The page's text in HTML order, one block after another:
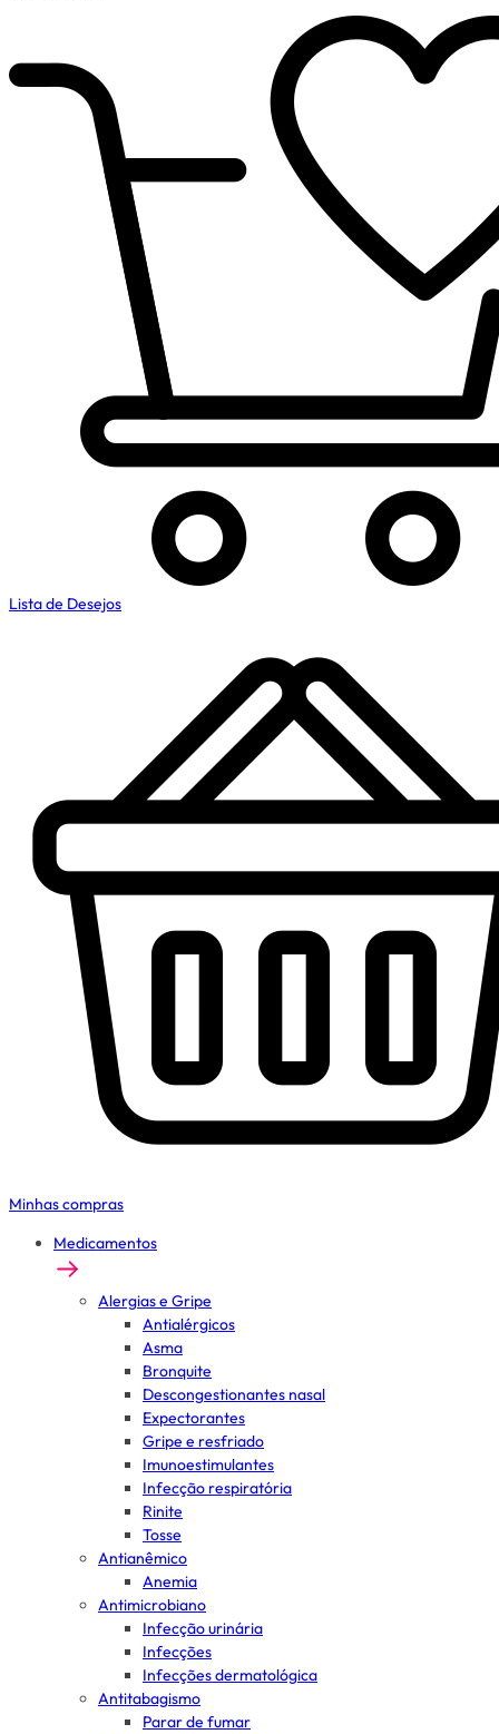
Lista de Desejos
Minhas compras
Medicamentos
Alergias e Gripe
Antialérgicos
Asma
Bronquite
Descongestionantes nasal
Expectorantes
Gripe e resfriado
Imunoestimulantes
Infecção respiratória
Rinite
Tosse
Antianêmico
Anemia
Antimicrobiano
Infecção urinária
Infecções
Infecções dermatológica
Antitabagismo
Parar de fumar